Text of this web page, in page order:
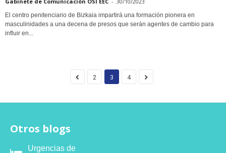
El centro penitenciario de Bizkaia impartirá una formación pionera en
masculinidades a una decena de presos que serán agentes de cambio para
influir en...
2 3 4
Otros blogs
Urgencias de